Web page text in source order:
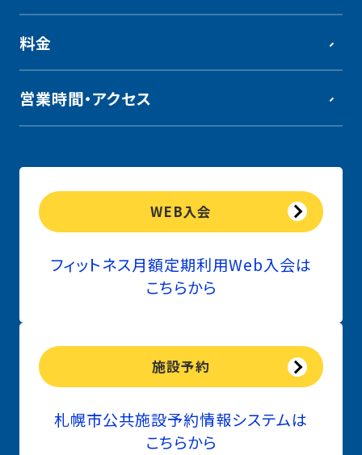
プール
ミーティングルーム
交流サロン
ライラックホール
ランニングコース
料金
営業時間・アクセス
WEB入会
フィットネス月額定期利用Web入会は
こちらから
施設予約
札幌市公共施設予約情報システムは
こちらから